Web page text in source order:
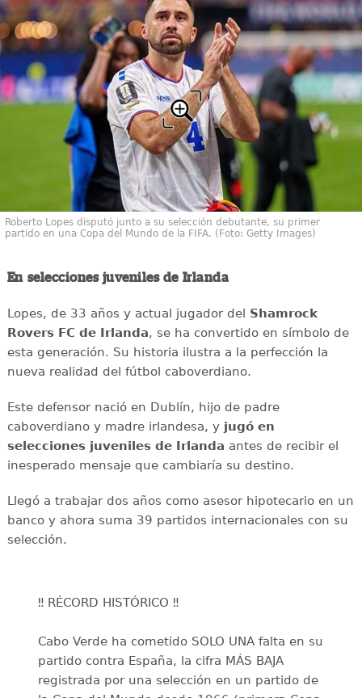
Roberto Lopes disputó junto a su selección debutante, su primer
partido en una Copa del Mundo de la FIFA. (Foto: Getty Images)
En selecciones juveniles de Irlanda
Lopes, de 33 años y actual jugador del Shamrock
Rovers FC de Irlanda, se ha convertido en símbolo de
esta generación. Su historia ilustra a la perfección la
nueva realidad del fútbol caboverdiano.
Este defensor nació en Dublín, hijo de padre
caboverdiano y madre irlandesa, y jugó en
selecciones juveniles de Irlanda antes de recibir el
inesperado mensaje que cambiaría su destino.
Llegó a trabajar dos años como asesor hipotecario en un
banco y ahora suma 39 partidos internacionales con su
selección.
‼️ RÉCORD HISTÓRICO ‼️
Cabo Verde ha cometido SOLO UNA falta en su
partido contra España, la cifra MÁS BAJA
registrada por una selección en un partido de